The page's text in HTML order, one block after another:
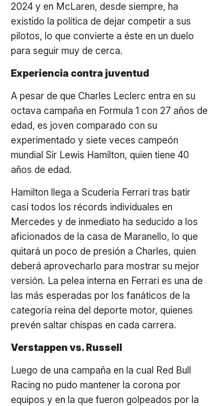
2024 y en McLaren, desde siempre, ha
existido la política de dejar competir a sus
pilotos, lo que convierte a éste en un duelo
para seguir muy de cerca.
Experiencia contra juventud
A pesar de que Charles Leclerc entra en su
octava campaña en Formula 1 con 27 años de
edad, es joven comparado con su
experimentado y siete veces campeón
mundial Sir Lewis Hamilton, quien tiene 40
años de edad.
Hamilton llega a Scuderia Ferrari tras batir
casi todos los récords individuales en
Mercedes y de inmediato ha seducido a los
aficionados de la casa de Maranello, lo que
quitará un poco de presión a Charles, quien
deberá aprovecharlo para mostrar su mejor
versión. La pelea interna en Ferrari es una de
las más esperadas por los fanáticos de la
categoría reina del deporte motor, quienes
prevén saltar chispas en cada carrera.
Verstappen vs. Russell
Luego de una campaña en la cual Red Bull
Racing no pudo mantener la corona por
equipos y en la que fueron golpeados por la